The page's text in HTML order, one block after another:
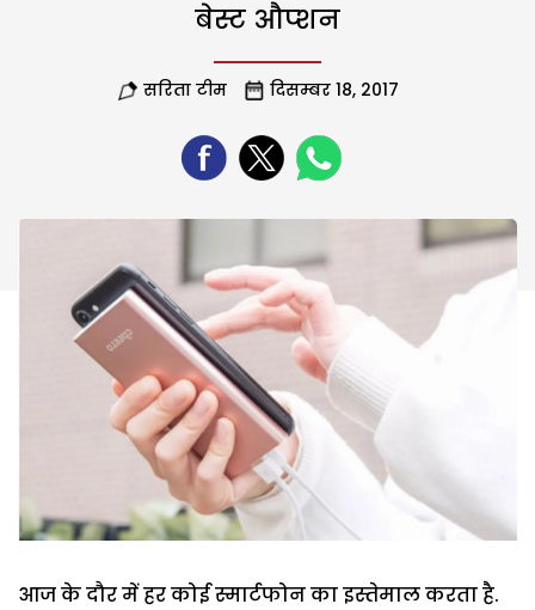
बेस्ट औप्शन
सरिता टीम दिसम्बर 18, 2017
आज के दौर में हर कोई स्मार्टफोन का इस्तेमाल करता है.